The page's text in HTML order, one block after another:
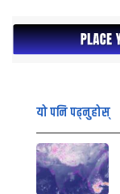
यो पनि पढ्नुहोस्